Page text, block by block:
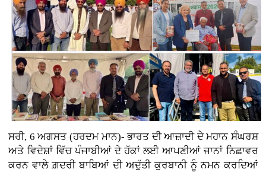
ਸਰੀ, 6 ਅਗਸਤ (ਹਰਦਮ ਮਾਨ)- ਭਾਰਤ ਦੀ ਆਜ਼ਾਦੀ ਦੇ ਮਹਾਨ ਸੰਘਰਸ਼
ਅਤੇ ਵਿਦੇਸ਼ਾਂ ਵਿੱਚ ਪੰਜਾਬੀਆਂ ਦੇ ਹੱਕਾਂ ਲਈ ਆਪਣੀਆਂ ਜਾਨਾਂ ਨਿਛਾਵਰ
ਕਰਨ ਵਾਲੇ ਗ਼ਦਰੀ ਬਾਬਿਆਂ ਦੀ ਅਦੁੱਤੀ ਕੁਰਬਾਨੀ ਨੂੰ ਨਮਨ ਕਰਦਿਆਂ